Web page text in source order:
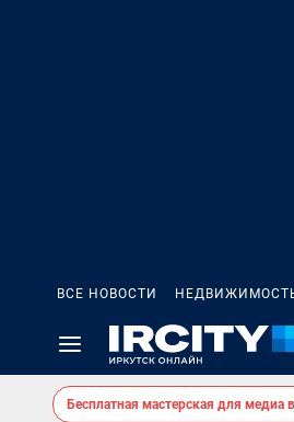
ВСЕ НОВОСТИ
Бесплатная мастерская для медиа